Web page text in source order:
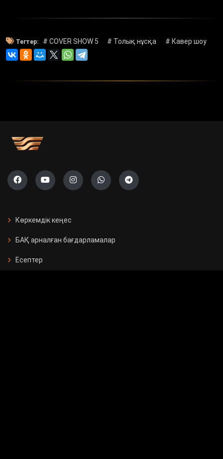
Тегтер: # COVER SHOW 5 # Толық нұсқа # Кавер шоу
Көркемдік кеңес
БАҚ арналған бағдарламалар
Есептер